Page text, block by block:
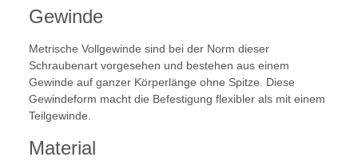
Gewinde
Metrische Vollgewinde sind bei der Norm dieser
Schraubenart vorgesehen und bestehen aus einem
Gewinde auf ganzer Körperlänge ohne Spitze. Diese
Gewindeform macht die Befestigung flexibler als mit einem
Teilgewinde.
Material